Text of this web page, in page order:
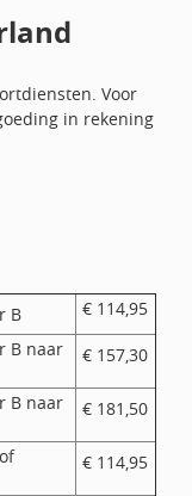
Voor
in rekening
B € 114,95
B naar
€ 157,30
B naar
€ 181,50
€ 114,95